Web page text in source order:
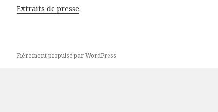
Extraits de presse.
Fièrement propulsé par WordPress